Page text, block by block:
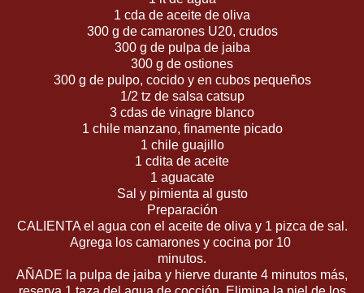
1 cda de aceite de oliva
300 g de camarones U20, crudos
300 g de pulpa de jaiba
300 g de ostiones
300 g de pulpo, cocido y en cubos pequeños
1/2 tz de salsa catsup
3 cdas de vinagre blanco
1 chile manzano, finamente picado
1 chile guajillo
1 cdita de aceite
1 aguacate
Sal y pimienta al gusto
Preparación
CALIENTA el agua con el aceite de oliva y 1 pizca de sal.
Agrega los camarones y cocina por 10
minutos.
AÑADE la pulpa de jaiba y hierve durante 4 minutos más,